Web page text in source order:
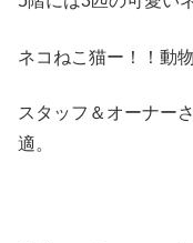
ネコねこ猫ー！！動
スタッフ＆オーナー
適。